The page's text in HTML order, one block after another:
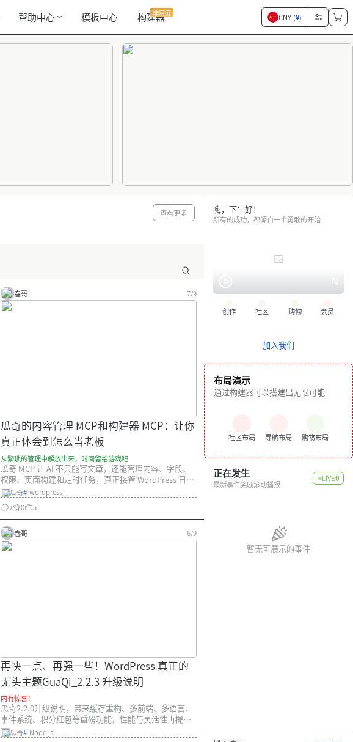
帮助中心 模板中心 构建器
非常夯 CNY (¥)
查看更多
春哥 7/9
瓜奇的内容管理 MCP和构建器 MCP：让你
真正体会到怎么当老板
从繁琐的管理中解放出来，时间留给游戏吧
瓜奇 MCP 让 AI 不只能写文章，还能管理内容、字段、
权限、页面构建和定时任务，真正接管 WordPress 日常
运营。
瓜奇# wordpress
7
0 5
春哥 6/9
再快一点、再强一些！WordPress 真正的
无头主题GuaQi_2.2.3 升级说明
内有惊喜！
瓜奇2.2.0升级说明，带来缓存重构、多前端、多语言、
事件系统、积分红包等重磅功能，性能与灵活性再提
升。瓜奇# Node.js
嗨，下午好！
所有的成功，都源自一个勇敢的开始
创作 社区 购物 会员
加入我们
布局演示
通过构建器可以搭建出无限可能
社区布局 导航布局 购物布局
正在发生
最新事件奖励滚动播报
LIVE0
暂无可展示的事件